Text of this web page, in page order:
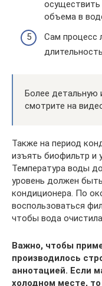
объема в
Сам процесс
Более детальную
смотрите на
Также на период
изъять биофильтр и
Температура воды
уровень должен
кондиционера. По
воспользоваться
чтобы вода
Важно, чтобы
производилось
аннотацией. Если
холодном месте,